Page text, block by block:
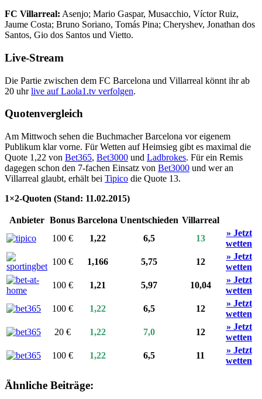
FC Villarreal: Asenjo; Mario Gaspar, Musacchio, Víctor Ruiz,
Jaume Costa; Bruno Soriano, Tomás Pina; Cheryshev, Jonathan dos
Santos, Gio dos Santos und Vietto.
Live-Stream
Die Partie zwischen dem FC Barcelona und Villarreal könnt ihr ab
20 uhrlive auf Laola1.tv verfolgen.
Quotenvergleich
Am Mittwoch sehen die Buchmacher Barcelona vor eigenem
Publikum klar vorne. Für Wetten auf Heimsieg gibt es maximal die
Quote 1,22 von Bet365, Bet3000 und Ladbrokes. Für ein Remis
dagegen schon den 7-fachen Einsatz von Bet3000 und wer an
Villarreal glaubt, erhält bei Tipico die Quote 13.
1×2-Quoten (Stand: 11.02.2015)
Anbieter Bonus Barcelona Unentschieden Villarreal
100 €
1,22 6,5 13
» Jetzt
wetten
100 €
1,166 5,75 12
» Jetzt
wetten
100 €
1,21 5,97 10,04
» Jetzt
wetten
100 €
1,22 6,5 12
» Jetzt
wetten
20 €
1,22 7,0 12
» Jetzt
wetten
100 €
1,22 6,5 11
» Jetzt
wetten
Ähnliche Beiträge: